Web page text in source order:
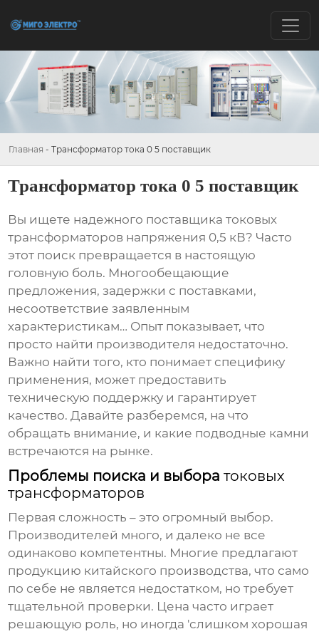
Главная - Трансформатор тока 0 5 поставщик
Трансформатор тока 0 5 поставщик
Вы ищете надежного поставщика токовых
трансформаторов напряжения 0,5 кВ? Часто
этот поиск превращается в настоящую
головную боль. Многообещающие
предложения, задержки с поставками,
несоответствие заявленным
характеристикам… Опыт показывает, что
просто найти производителя недостаточно.
Важно найти того, кто понимает специфику
применения, может предоставить
техническую поддержку и гарантирует
качество. Давайте разберемся, на что
обращать внимание, и какие подводные камни
встречаются на рынке.
Проблемы поиска и выборатоковых
трансформаторов
Первая сложность – это огромный выбор.
Производителей много, и далеко не все
одинаково компетентны. Многие предлагают
продукцию китайского производства, что само
по себе не является недостатком, но требует
тщательной проверки. Цена часто играет
решающую роль, но иногда 'слишком хорошая